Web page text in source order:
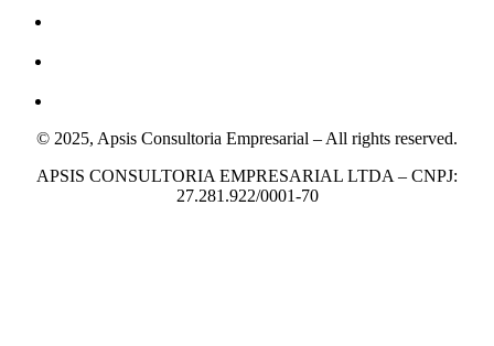
© 2025, Apsis Consultoria Empresarial – All rights reserved.
APSIS CONSULTORIA EMPRESARIAL LTDA – CNPJ:
27.281.922/0001-70